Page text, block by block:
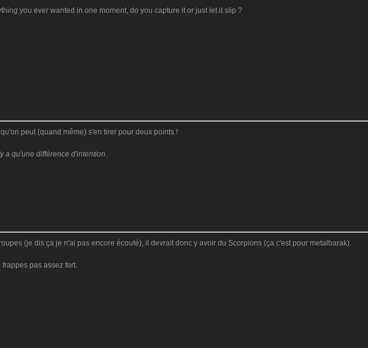
you ever wanted in one moment, do you capture it or just let it slip ?
peut (quand même) s'en tirer pour deux points !
a qu'une différence d'intention.
(je dis ça je n'ai pas encore écouté), il devrait donc y avoir du Scorpions (ça c'est pour metalbarak).
pas assez fort.